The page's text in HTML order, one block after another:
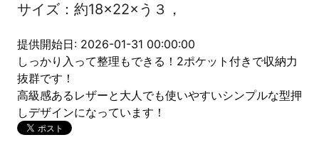
サイズ：約18×22×う３，
提供開始日: 2026-01-31 00:00:00
しっかり入って整理もできる！2ポケット付きで収納力
抜群です！
高級感あるレザーと大人でも使いやすいシンプルな型押
しデザインになっています！